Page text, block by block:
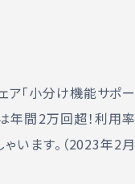
ェア「小分け機能サポー
年間2万回超！利用率
います。（2023年2月